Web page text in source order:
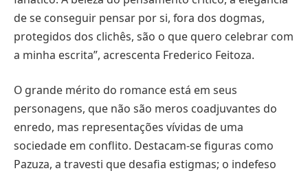
de se conseguir pensar por si, fora dos dogmas,
protegidos dos clichês, são o que quero celebrar com
a minha escrita”, acrescenta Frederico Feitoza.
O grande mérito do romance está em seus
personagens, que não são meros coadjuvantes do
enredo, mas representações vívidas de uma
sociedade em conflito. Destacam-se figuras como
Pazuza, a travesti que desafia estigmas; o indefeso